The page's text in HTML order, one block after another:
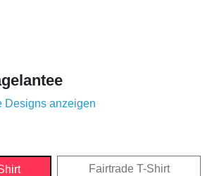
Designs anzeigen
Fairtrade T-Shirt